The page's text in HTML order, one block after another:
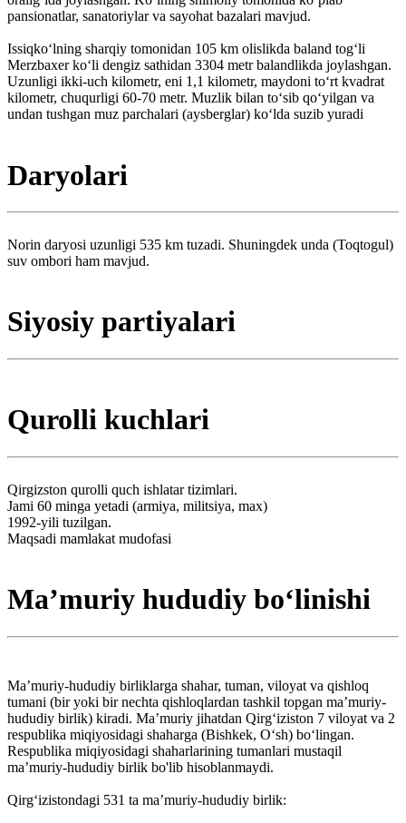
pansionatlar, sanatoriylar va sayohat bazalari mavjud.
Issiqkoʻlning sharqiy tomonidan 105 km olislikda baland togʻli
Merzbaxer koʻli dengiz sathidan 3304 metr balandlikda joylashgan.
Uzunligi ikki-uch kilometr, eni 1,1 kilometr, maydoni toʻrt kvadrat
kilometr, chuqurligi 60-70 metr. Muzlik bilan toʻsib qoʻyilgan va
undan tushgan muz parchalari (aysberglar) koʻlda suzib yuradi
Daryolari
Norin daryosi uzunligi 535 km tuzadi. Shuningdek unda (Toqtogul)
suv ombori ham mavjud.
Siyosiy partiyalari
Qurolli kuchlari
Qirgizston qurolli quch ishlatar tizimlari.
Jami 60 minga yetadi (armiya, militsiya, max)
1992-yili tuzilgan.
Maqsadi mamlakat mudofasi
Maʼmuriy hududiy boʻlinishi
Maʼmuriy-hududiy birliklarga shahar, tuman, viloyat va qishloq
tumani (bir yoki bir nechta qishloqlardan tashkil topgan maʼmuriy-
hududiy birlik) kiradi. Maʼmuriy jihatdan Qirgʻiziston 7 viloyat va 2
respublika miqiyosidagi shaharga (Bishkek, Oʻsh) boʻlingan.
Respublika miqiyosidagi shaharlarining tumanlari mustaqil
maʼmuriy-hududiy birlik bo'lib hisoblanmaydi.
Qirgʻizistondagi 531 ta maʼmuriy-hududiy birlik: